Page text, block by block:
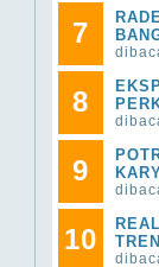
7
8
9
10